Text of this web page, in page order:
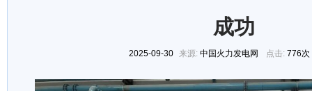
成功
2025-09-30 来源: 中国火力发电网 点击: 776次